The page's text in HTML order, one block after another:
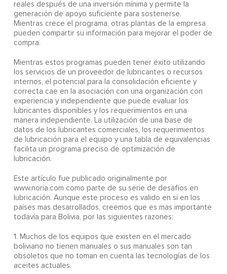
reales después de una inversión mínima y permite la
generación de apoyo suficiente para sostenerse.
Mientras crece el programa, otras plantas de la empresa
pueden compartir su información para mejorar el poder de
compra.
Mientras estos programas pueden tener éxito utilizando
los servicios de un proveedor de lubricantes o recursos
internos, el potencial para la consolidación eficiente y
correcta cae en la asociación con una organización con
experiencia y independiente que puede evaluar los
lubricantes disponibles y los requerimientos en una
manera independiente. La utilización de una base de
datos de los lubricantes comerciales, los requerimientos
de lubricación para el equipo y una tabla de equivalencias
facilita un programa preciso de optimización de
lubricación.
Este artículo fue publicado originalmente por
www.noria.com como parte de su serie de desafíos en
lubricación. Aunque este proceso es valido en sí en los
países mas desarrollados, creemos que es mas importante
todavía para Bolivia, por las siguientes razones:
1. Muchos de los equipos que existen en el mercado
boliviano no tienen manuales o sus manuales son tan
obsoletos que no toman en cuenta las tecnologías de los
aceites actuales.